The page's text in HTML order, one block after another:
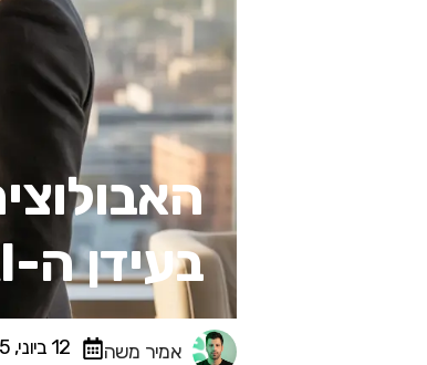
בעידן ה-AI והאוטומציה
אמיר משה 12 ביוני, 2025